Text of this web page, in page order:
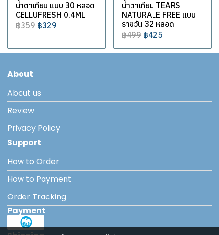
น้ำตาเทียม แบบ 30 หลอด
CELLUFRESH 0.4ML
฿359 ฿329
น้ำตาเทียม TEARS
NATURALE FREE แบบ
รายวัน 32 หลอด
฿499 ฿425
About
About us
Review
Privacy Policy
Support
How to Order
How to Payment
Order Tracking
Payment